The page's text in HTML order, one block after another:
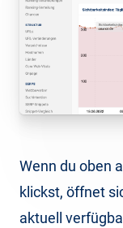
Wenn du oben
klickst, öffnet
aktuell